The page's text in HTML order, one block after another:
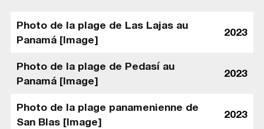
Photo de la plage de Las Lajas au
Panamá [Image]
2023
Photo de la plage de Pedasí au
Panamá [Image]
2023
Photo de la plage panamenienne de
San Blas [Image]
2023